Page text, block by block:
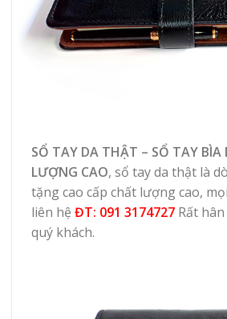
SỔ TAY DA THẬT – SỔ TAY
LƯỢNG CAO, sổ tay da thật là
tặng cao cấp chất lượng cao,
liên hệ ĐT: 091 3174727 Rất
quý khách.